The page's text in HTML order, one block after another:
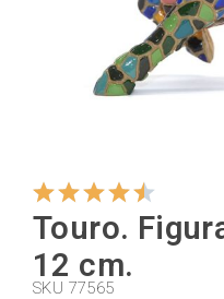
Tigelas
Cabides
Cortadores
Touro.
12 cm.
SKU 77565